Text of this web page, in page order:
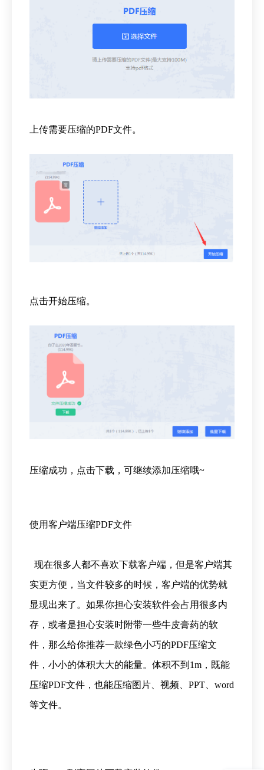
上传需要压缩的PDF文件。
点击开始压缩。
压缩成功，点击下载，可继续添加压缩哦~
使用客户端压缩PDF文件
现在很多人都不喜欢下载客户端，但是客户端其
实更方便，当文件较多的时候，客户端的优势就
显现出来了。如果你担心安装软件会占用很多内
存，或者是担心安装时附带一些牛皮膏药的软
件，那么给你推荐一款绿色小巧的PDF压缩文
件，小小的体积大大的能量。体积不到1m，既能
压缩PDF文件，也能压缩图片、视频、PPT、word
等文件。